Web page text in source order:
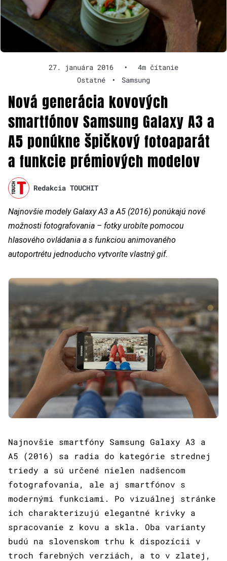
27. januára 2016 •
4m čítanie
Ostatné
• Samsung
Nová generácia kovových
smartfónov Samsung Galaxy A3 a
A5 ponúkne špičkový fotoaparát
a funkcie prémiových modelov
Redakcia TOUCHIT
Najnovšie modely Galaxy A3 a A5 (2016) ponúkajú nové
možnosti fotografovania – fotky urobíte pomocou
hlasového ovládania a s funkciou animovaného
autoportrétu jednoducho vytvoríte vlastný gif.
Najnovšie smartfóny Samsung Galaxy A3 a
A5 (2016) sa radia do kategórie strednej
triedy a sú určené nielen nadšencom
fotografovania, ale aj smartfónov s
modernými funkciami. Po vizuálnej stránke
ich charakterizujú elegantné krivky a
spracovanie z kovu a skla. Oba varianty
budú na slovenskom trhu k dispozícii v
troch farebných verziách, a to v zlatej,